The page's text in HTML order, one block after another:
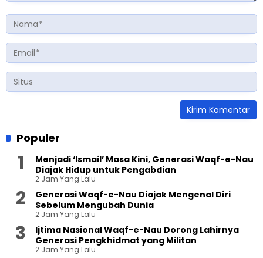
Populer
Menjadi ‘Ismail’ Masa Kini, Generasi Waqf-e-Nau
Diajak Hidup untuk Pengabdian
2 Jam Yang Lalu
Generasi Waqf-e-Nau Diajak Mengenal Diri
Sebelum Mengubah Dunia
2 Jam Yang Lalu
Ijtima Nasional Waqf-e-Nau Dorong Lahirnya
Generasi Pengkhidmat yang Militan
2 Jam Yang Lalu